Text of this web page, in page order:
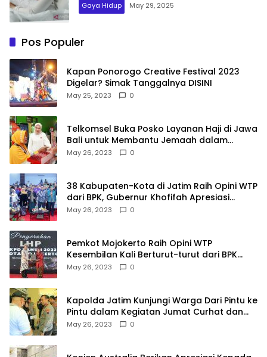
Gaya Hidup May 29, 2025
Pos Populer
Kapan Ponorogo Creative Festival 2023
Digelar? Simak Tanggalnya DISINI
May 25, 2023 0
Telkomsel Buka Posko Layanan Haji di Jawa
Bali untuk Membantu Jemaah dalam
Berkomunikasi Selama di Tanah Suci
May 26, 2023 0
38 Kabupaten-Kota di Jatim Raih Opini WTP
dari BPK, Gubernur Khofifah Apresiasi
Keragaman Budaya dalam Penyerahan LHP
May 26, 2023 0
Pemkot Mojokerto Raih Opini WTP
Kesembilan Kali Berturut-turut dari BPK
Jawa Timur
May 26, 2023 0
Kapolda Jatim Kunjungi Warga Dari Pintu ke
Pintu dalam Kegiatan Jumat Curhat dan
Berkah
May 26, 2023 0